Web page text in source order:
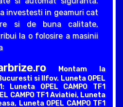
investesti in geamuri cat
si de buna calitate,
la o folosire a masinii
Montam la
si Ilfov. Luneta OPEL
Luneta OPEL CAMPO TF1
CAMPO TF1 Aviatiei, Luneta
Luneta OPEL CAMPO TF1